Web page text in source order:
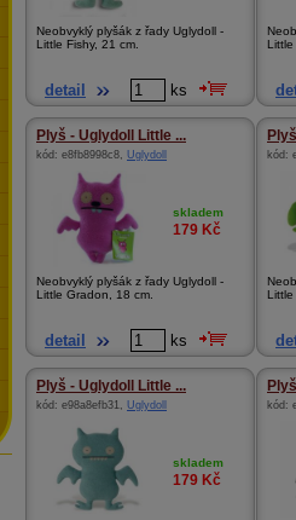
Neobvyklý plyšák z řady Uglydoll -
Little Fishy, 21 cm.
detail ks
Plyš - Uglydoll Little ...
kód: e8fb8998c8, Uglydoll
skladem
179 Kč
Neobvyklý plyšák z řady Uglydoll -
Little Gradon, 18 cm.
detail ks
kód:
Plyš - Uglydoll Little ...
kód: e98a8efb31, Uglydoll
skladem
179 Kč
kód: